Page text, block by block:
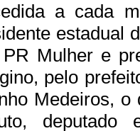
a cada
estadual
Mulher e
pelo
Medeiros, o
deputado